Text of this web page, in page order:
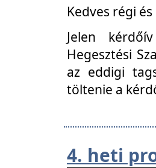
Kedves régi
Jelen
Hegesztési
az eddigi
töltenie a
4. heti